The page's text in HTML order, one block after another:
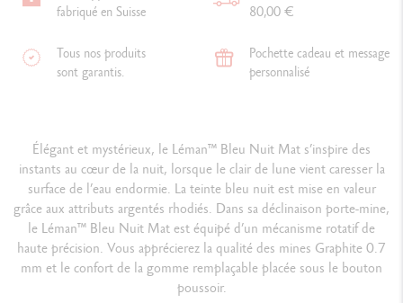
fabriqué en Suisse
80,00 €
Tous nos produits
sont garantis.
Pochette cadeau et message
personnalisé
Élégant et mystérieux, le Léman™ Bleu Nuit Mat s’inspire des
instants au cœur de la nuit, lorsque le clair de lune vient caresser la
surface de l’eau endormie. La teinte bleu nuit est mise en valeur
grâce aux attributs argentés rhodiés. Dans sa déclinaison porte-mine,
le Léman™ Bleu Nuit Mat est équipé d’un mécanisme rotatif de
haute précision. Vous apprécierez la qualité des mines Graphite 0.7
mm et le confort de la gomme remplaçable placée sous le bouton
poussoir.